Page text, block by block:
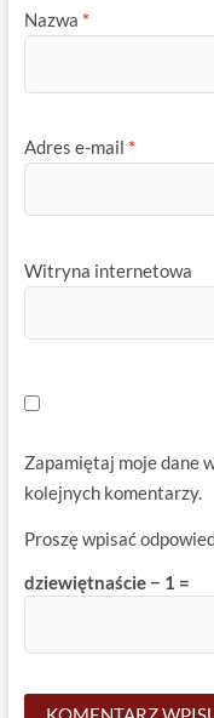
Nazwa *
Adres e-mail *
Witryna internetowa
Zapamiętaj moje dane
kolejnych komentarzy.
Proszę wpisać
dziewiętnaście − 1 =